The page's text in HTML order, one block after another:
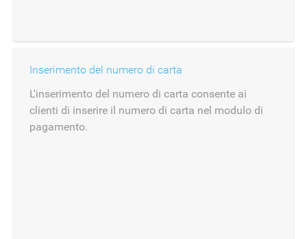
Inserimento del numero di carta
L'inserimento del numero di carta consente ai
clienti di inserire il numero di carta nel modulo di
pagamento.